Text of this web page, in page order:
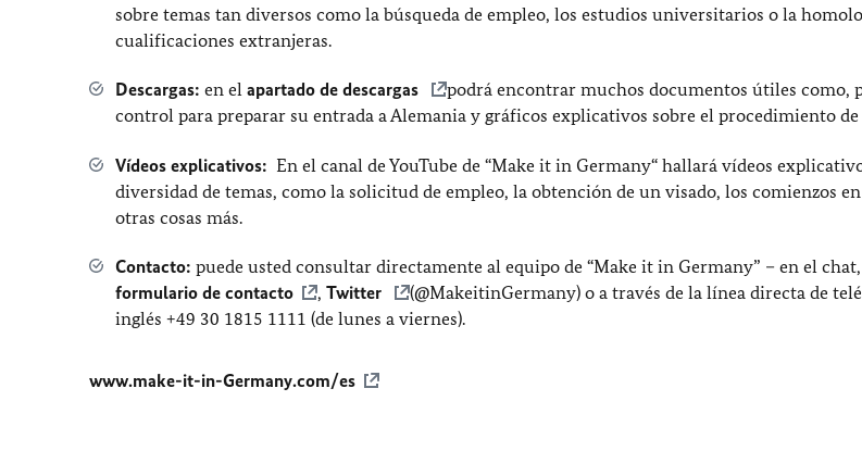
sobre temas tan diversos como la búsqueda de empleo, los estudios universitarios o la
cualificaciones extranjeras.
Descargas:en elapartado de descargas
podrá encontrar muchos documentos útiles como,
control para preparar su entrada a Alemania y gráficos explicativos sobre el procedimiento
Vídeos explicativos: En el canal de YouTube de “Make it in Germany“ hallará vídeos
diversidad de temas, como la solicitud de empleo, la obtención de un visado, los comienzos
otras cosas más.
Contacto:puede usted consultar directamente al equipo de “Make it in Germany” – en el chat,
formulario de contacto
,Twitter
(@MakeitinGermany) o a través de la línea directa de
inglés +49 30 1815 1111 (de lunes a viernes).
www.make-it-in-Germany.com/es